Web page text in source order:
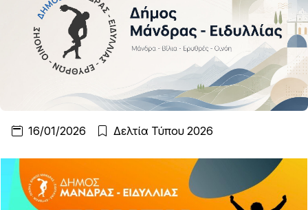
16/01/2026 Δελτία Τύπου 2026